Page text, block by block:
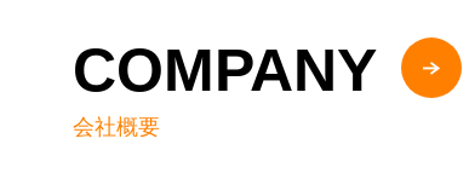
COMPANY
会社概要